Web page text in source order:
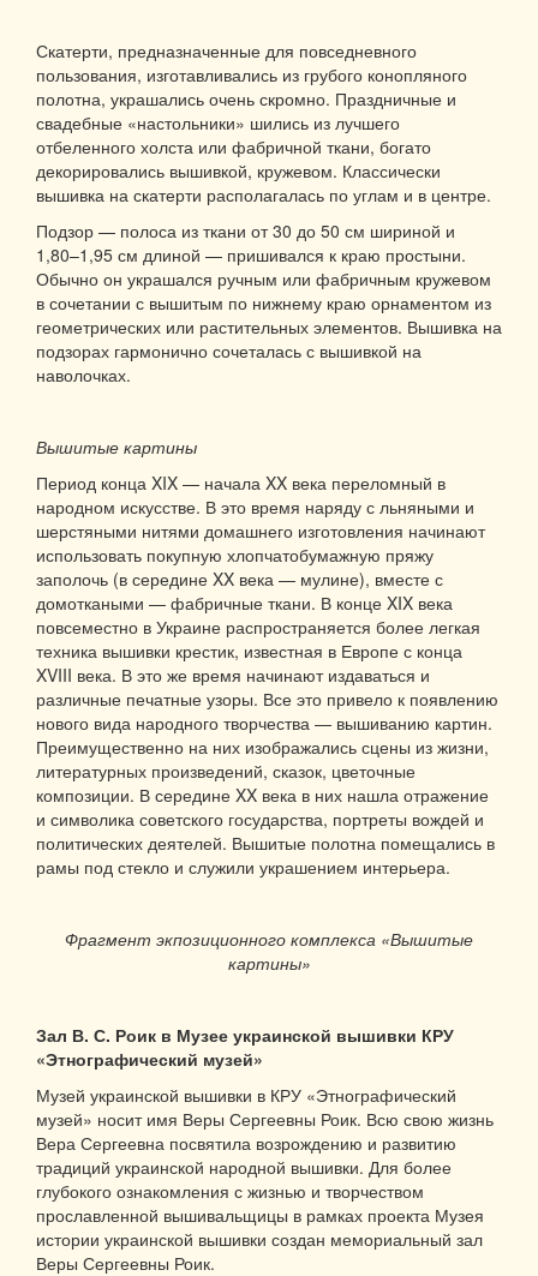
Скатерти, предназначенные для повседневного
пользования, изготавливались из грубого конопляного
полотна, украшались очень скромно. Праздничные и
свадебные «настольники» шились из лучшего
отбеленного холста или фабричной ткани, богато
декорировались вышивкой, кружевом. Классически
вышивка на скатерти располагалась по углам и в центре.
Подзор — полоса из ткани от 30 до 50 см шириной и
1,80–1,95 см длиной — пришивался к краю простыни.
Обычно он украшался ручным или фабричным кружевом
в сочетании с вышитым по нижнему краю орнаментом из
геометрических или растительных элементов. Вышивка на
подзорах гармонично сочеталась с вышивкой на
наволочках.
Вышитые картины
Период конца XIX — начала XX века переломный в
народном искусстве. В это время наряду с льняными и
шерстяными нитями домашнего изготовления начинают
использовать покупную хлопчатобумажную пряжу
заполочь (в середине XX века — мулине), вместе с
домоткаными — фабричные ткани. В конце XIX века
повсеместно в Украине распространяется более легкая
техника вышивки крестик, известная в Европе с конца
XVIII века. В это же время начинают издаваться и
различные печатные узоры. Все это привело к появлению
нового вида народного творчества — вышиванию картин.
Преимущественно на них изображались сцены из жизни,
литературных произведений, сказок, цветочные
композиции. В середине XX века в них нашла отражение
и символика советского государства, портреты вождей и
политических деятелей. Вышитые полотна помещались в
рамы под стекло и служили украшением интерьера.
Фрагмент экпозиционного комплекса «Вышитые
картины»
Зал В. С. Роик в Музее украинской вышивки КРУ
«Этнографический музей»
Музей украинской вышивки в КРУ «Этнографический
музей» носит имя Веры Сергеевны Роик. Всю свою жизнь
Вера Сергеевна посвятила возрождению и развитию
традиций украинской народной вышивки. Для более
глубокого ознакомления с жизнью и творчеством
прославленной вышивальщицы в рамках проекта Музея
истории украинской вышивки создан мемориальный зал
Веры Сергеевны Роик.